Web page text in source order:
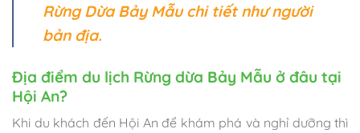
Rừng Dừa Bảy Mẫu chi tiết như người
bản địa.
Địa điểm du lịch Rừng dừa Bảy Mẫu ở đâu tại
Hội An?
Khi du khách đến Hội An để khám phá và nghỉ dưỡng thì